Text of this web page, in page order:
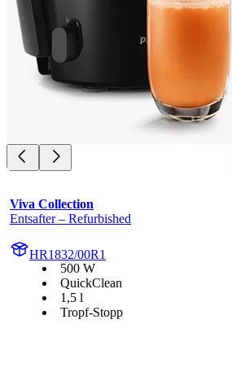
Viva Collection
Entsafter – Refurbished
HR1832/00R1
500 W
QuickClean
1,5 l
Tropf-Stopp